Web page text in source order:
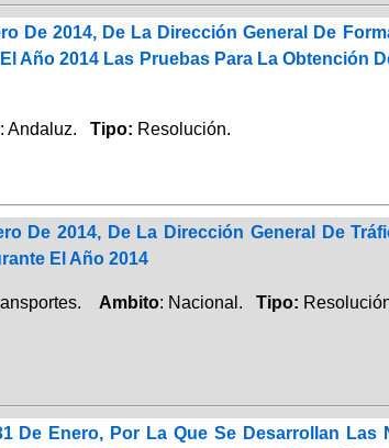
De 2014, De La Dirección General De
Año 2014 Las Pruebas Para La Obtención
: Andaluz. Tipo: Resolución.
De 2014, De La Dirección General De
El Año 2014
Ambito: Nacional. Tipo:
De Enero, Por La Que Se Desarrollan